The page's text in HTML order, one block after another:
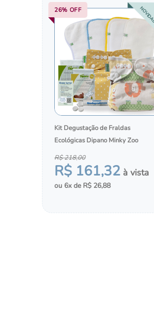
26% OFF
Kit Degustação de Fraldas
Ecológicas Dipano Minky Zoo
R$ 161,32
R$218,00
6 R$ 26,88